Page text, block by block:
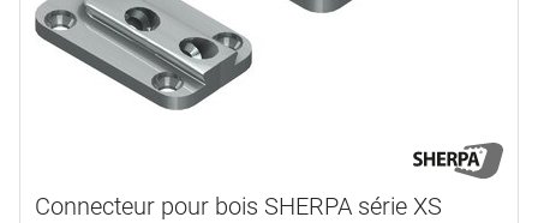
Connecteur pour bois SHERPA série XS